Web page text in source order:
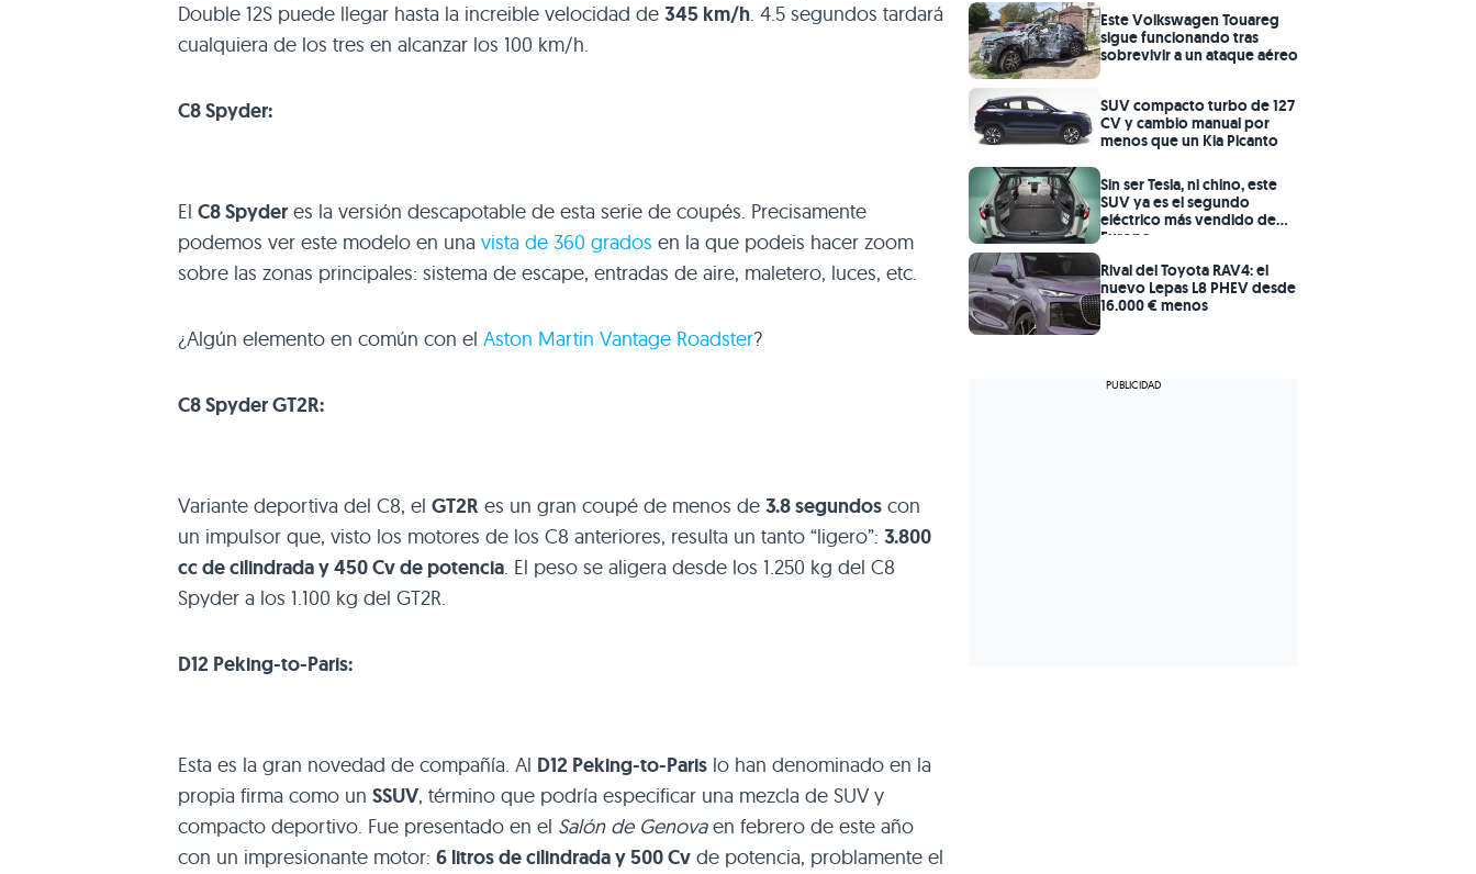
Double 12S puede llegar hasta la increible velocidad de 345 km/h. 4.5 segundos tardará
cualquiera de los tres en alcanzar los 100 km/h.
C8Spyder:
El C8Spyder es la versión descapotable de esta serie de coupés. Precisamente
podemos ver este modelo en una vista de 360 grados en la que podeis hacer zoom
sobre las zonas principales: sistema de escape, entradas de aire, maletero, luces, etc.
¿Algún elemento en común con el Aston Martin Vantage Roadster?
C8SpyderGT2R:
Variante deportiva del C8, el GT2R es un gran coupé de menos de 3.8 segundos con
un impulsor que, visto los motores de los C8 anteriores, resulta un tanto “ligero”: 3.800
cc de cilindrada y 450 Cv de potencia. El peso se aligera desde los 1.250 kg del C8
Spyder a los 1.100 kg del GT2R.
D12 Peking-to-Paris:
Esta es la gran novedad de compañía. Al D12 Peking-to-Paris lo han denominado en la
propia firma como un SSUV, término que podría especificar una mezcla de SUVy
compacto deportivo. Fue presentado en el Salón de Genovaen febrero de este año
con un impresionante motor: 6 litros de cilindrada y 500 Cv de potencia, problamente el
Este Volkswagen Touareg
sigue funcionando tras
sobrevivir a un ataque aéreo
SUV compacto turbo de 127
CV y cambio manual por
menos que un Kia Picanto
Sin ser Tesla, ni chino, este
SUV ya es el segundo
eléctrico más vendido de
Europa
Rival del Toyota RAV4: el
nuevo Lepas L8 PHEV desde
16.000 € menos